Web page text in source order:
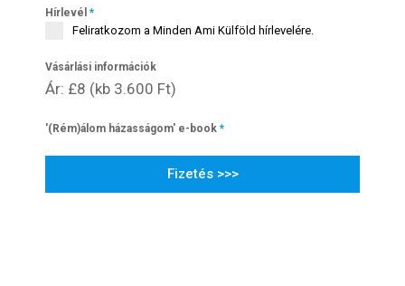
Hírlevél *
Feliratkozom a Minden Ami Külföld hírlevelére.
Vásárlási információk
Ár: £8 (kb 3.600 Ft)
'(Rém)álom házasságom' e-book *
Fizetés >>>